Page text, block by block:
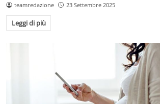
teamredazione 23 Settembre 2025
Leggi di più